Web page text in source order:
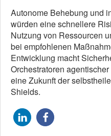
Autonome Behebung und
würden eine schnellere
Nutzung von Ressourcen
bei empfohlenen
Entwicklung macht
Orchestratoren
eine Zukunft der
Shields.